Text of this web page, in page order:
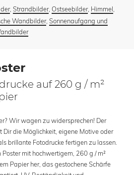
, Strandbilder, Ostseebilder, Himmel
Wandbilder, Sonnenaufgang und
auf 260 g / m²
Wir wagen zu widersprechen! Der
Dir die Möglichkeit, eigene Motive oder
brillante Fotodrucke fertigen zu lassen.
mit hochwertigem, 260 g / m²
Papier her, das gestochene Schärfe